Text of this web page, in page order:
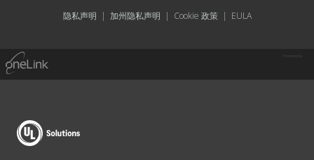
隐私声明 | 加州隐私声明 | Cookie 政策| EULA